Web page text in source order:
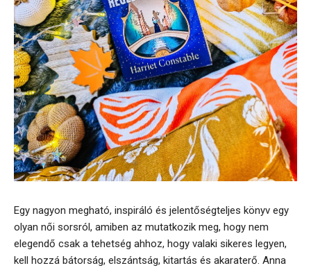
Egy nagyon megható, inspiráló és jelentőségteljes könyv egy
olyan női sorsról, amiben az mutatkozik meg, hogy nem
elegendő csak a tehetség ahhoz, hogy valaki sikeres legyen,
kell hozzá bátorság, elszántság, kitartás és akaraterő. Anna